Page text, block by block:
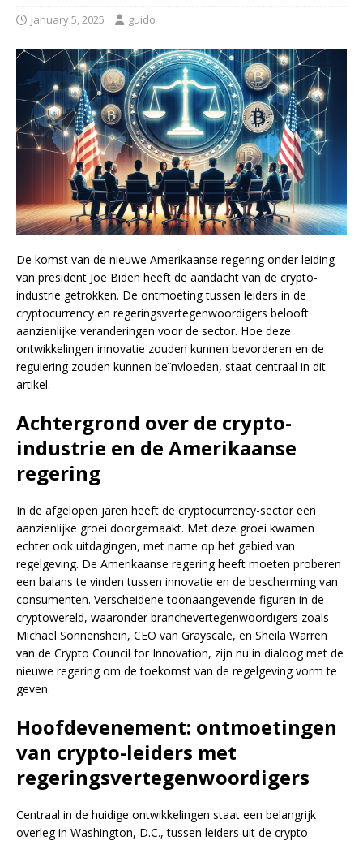
January 5, 2025 guido
De komst van de nieuwe Amerikaanse regering onder leiding
van president Joe Biden heeft de aandacht van de crypto-
industrie getrokken. De ontmoeting tussen leiders in de
cryptocurrency en regeringsvertegenwoordigers belooft
aanzienlijke veranderingen voor de sector. Hoe deze
ontwikkelingen innovatie zouden kunnen bevorderen en de
regulering zouden kunnen beïnvloeden, staat centraal in dit
artikel.
Achtergrond over de crypto-
industrie en de Amerikaanse
regering
In de afgelopen jaren heeft de cryptocurrency-sector een
aanzienlijke groei doorgemaakt. Met deze groei kwamen
echter ook uitdagingen, met name op het gebied van
regelgeving. De Amerikaanse regering heeft moeten proberen
een balans te vinden tussen innovatie en de bescherming van
consumenten. Verscheidene toonaangevende figuren in de
cryptowereld, waaronder branchevertegenwoordigers zoals
Michael Sonnenshein, CEO van Grayscale, en Sheila Warren
van de Crypto Council for Innovation, zijn nu in dialoog met de
nieuwe regering om de toekomst van de regelgeving vorm te
geven.
Hoofdevenement: ontmoetingen
van crypto-leiders met
regeringsvertegenwoordigers
Centraal in de huidige ontwikkelingen staat een belangrijk
overleg in Washington, D.C., tussen leiders uit de crypto-